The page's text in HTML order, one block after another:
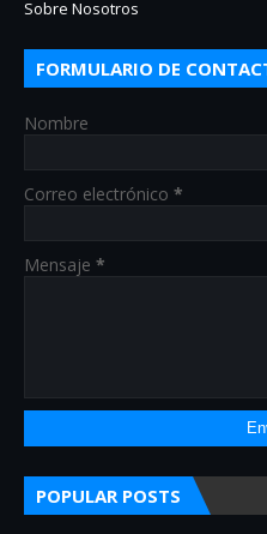
Sobre Nosotros
FORMULARIO DE
Nombre
Correo electrónico *
Mensaje *
POPULAR POSTS